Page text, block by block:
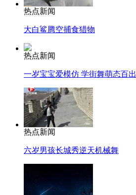
热点新闻
大白鲨腾空捕食猎物
热点新闻
一岁宝宝爱模仿 学街舞萌态百出
热点新闻
六岁男孩长城秀逆天机械舞